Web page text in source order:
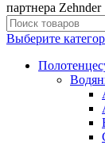
партнера Zehnder
Выберите